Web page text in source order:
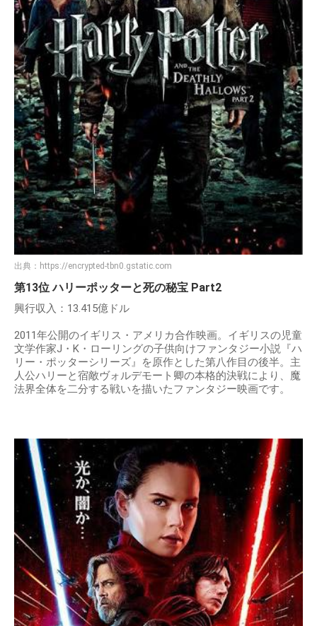
出典： https://encrypted-tbn0.gstatic.com
第13位 ハリーポッターと死の秘宝 Part2
興行収入：13.415億ドル
2011年公開のイギリス・アメリカ合作映画。イギリスの児童
文学作家J・K・ローリングの子供向けファンタジー小説『ハ
リー・ポッターシリーズ』を原作とした第八作目の後半。主
人公ハリーと宿敵ヴォルデモート卿の本格的決戦により、魔
法界全体を二分する戦いを描いたファンタジー映画です。